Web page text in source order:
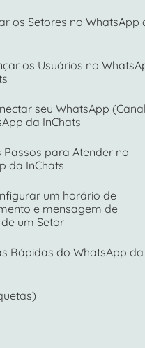
os Setores no WhatsApp
os Usuários no
seu WhatsApp
da InChats
Passos para Atender no
da InChats
um horário de
e mensagem de
um Setor
Rápidas do WhatsApp da